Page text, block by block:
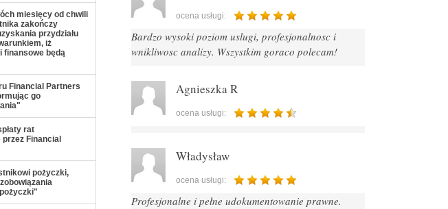
miesięcy od chwili
zakończy
przydziału
iż
finansowe będą
Financial Partners
go
rat
Financial
pożyczki,
ocena usługi:
Bardzo wysoki poziom uslugi, profesjonalnosc i
wnikliwosc analizy. Wszystkim goraco polecam!
Agnieszka R
ocena usługi:
Władysław
ocena usługi:
Profesjonalne i pełne udokumentowanie prawne.